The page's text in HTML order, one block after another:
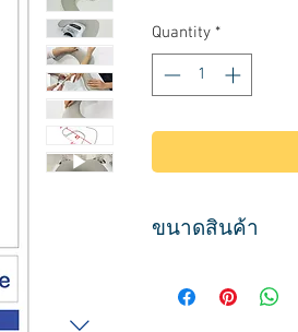
Quantity *
ขนาดสินค้า
ลึก 29 ซม.